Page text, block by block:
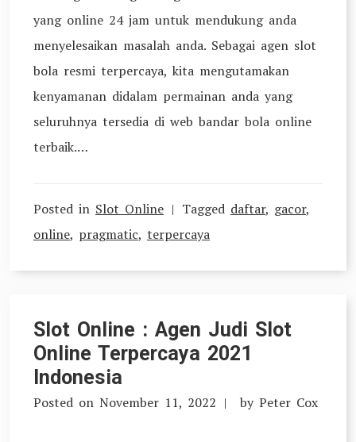
yang online 24 jam untuk mendukung anda
menyelesaikan masalah anda. Sebagai agen slot
bola resmi terpercaya, kita mengutamakan
kenyamanan didalam permainan anda yang
seluruhnya tersedia di web bandar bola online
terbaik.…
Posted in Slot Online Tagged daftar, gacor,
online, pragmatic, terpercaya
Slot Online : Agen Judi Slot
Online Terpercaya 2021
Indonesia
Posted on November 11, 2022 by Peter Cox